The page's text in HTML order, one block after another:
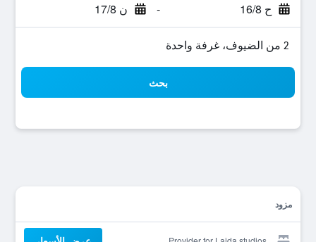
ح 16/8 - ن 17/8
2 من الضيوف، غرفة واحدة
بحث
مزود